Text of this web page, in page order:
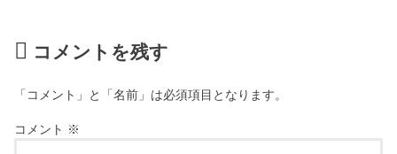
コメントを残す
「コメント」と「名前」は必須項目となります。
コメント ※